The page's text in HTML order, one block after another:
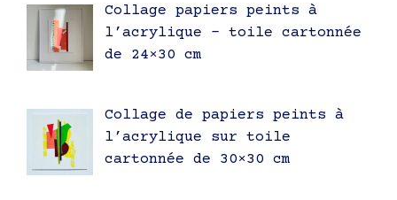
Collage papiers peints à
l’acrylique – toile cartonnée
de 24×30 cm
Collage de papiers peints à
l’acrylique sur toile
cartonnée de 30×30 cm